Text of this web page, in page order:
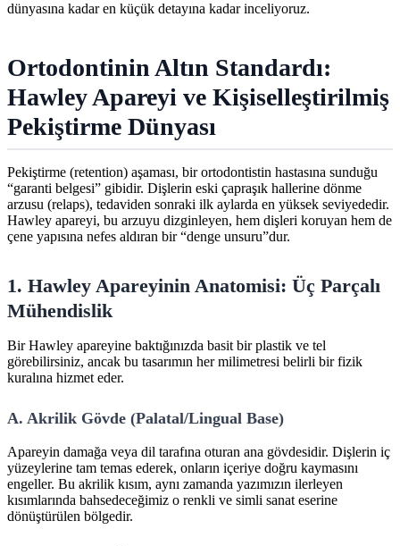
dünyasına kadar en küçük detayına kadar inceliyoruz.
Ortodontinin Altın Standardı:
Hawley Apareyi ve Kişiselleştirilmiş
Pekiştirme Dünyası
Pekiştirme (retention) aşaması, bir ortodontistin hastasına sunduğu
“garanti belgesi” gibidir. Dişlerin eski çapraşık hallerine dönme
arzusu (relaps), tedaviden sonraki ilk aylarda en yüksek seviyededir.
Hawley apareyi, bu arzuyu dizginleyen, hem dişleri koruyan hem de
çene yapısına nefes aldıran bir “denge unsuru”dur.
1. Hawley Apareyinin Anatomisi: Üç Parçalı
Mühendislik
Bir Hawley apareyine baktığınızda basit bir plastik ve tel
görebilirsiniz, ancak bu tasarımın her milimetresi belirli bir fizik
kuralına hizmet eder.
A. Akrilik Gövde (Palatal/Lingual Base)
Apareyin damağa veya dil tarafına oturan ana gövdesidir. Dişlerin iç
yüzeylerine tam temas ederek, onların içeriye doğru kaymasını
engeller. Bu akrilik kısım, aynı zamanda yazımızın ilerleyen
kısımlarında bahsedeceğimiz o renkli ve simli sanat eserine
dönüştürülen bölgedir.